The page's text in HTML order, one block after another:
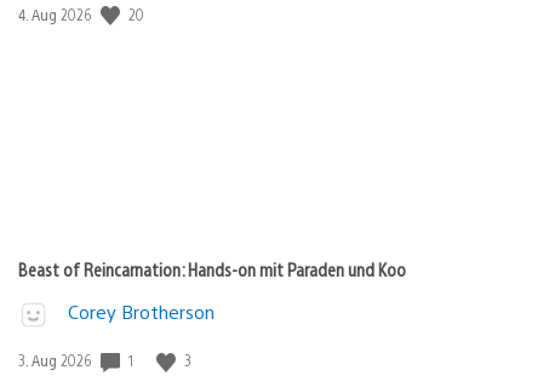
Veröffentlichungsdatum:
4. Aug 2026 20
Beast of Reincarnation: Hands-on mit Paraden und Koo
Corey Brotherson
Veröffentlichungsdatum:
3. Aug 2026 1 3